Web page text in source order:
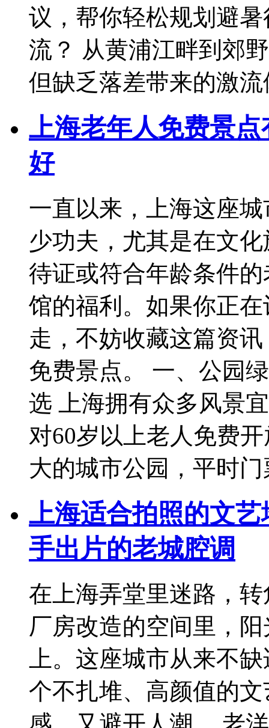
议，帮你轻松规划避
流？ 从黄浦江畔到郊
但缺乏落差带来的激
上海老年人免费景
好
一直以来，上海这座
少功夫，尤其是在文
待证或符合年龄条件
馆的福利。如果你正
走，不妨收藏这篇资
免费景点。 一、公园
选 上海拥有众多风景
对60岁以上老人免费
大的城市公园，平时门
上海适合拍照的文
手出片的老城腔调
在上海弄堂里迷路，
厂房改造的空间里，
上。这座城市从来不
个不扎堆、高颜值的